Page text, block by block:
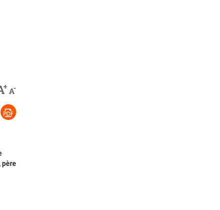
+A-
père